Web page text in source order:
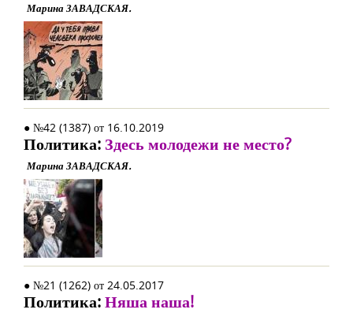
Марина ЗАВАДСКАЯ.
● №42 (1387) от 16.10.2019
Политика: Здесь молодежи не место?
Марина ЗАВАДСКАЯ.
● №21 (1262) от 24.05.2017
Политика:Няша наша!